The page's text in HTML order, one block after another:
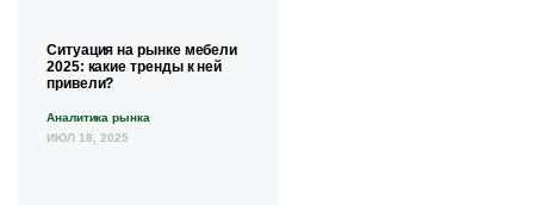
Ситуация на рынке мебели
2025: какие тренды к ней
привели?
Аналитика рынка
ИЮЛ 18, 2025